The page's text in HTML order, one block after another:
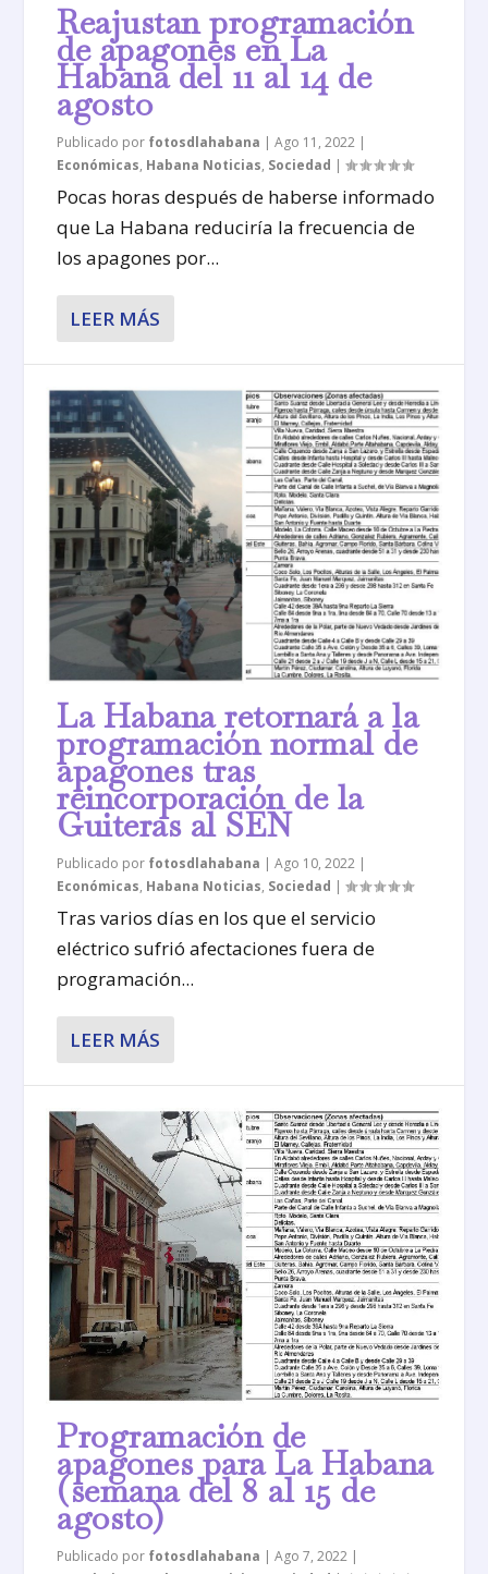
Reajustan programación
de apagones en La
Habana del 11 al 14 de
agosto
Publicado por fotosdlahabana |Ago 11, 2022 |
Económicas, Habana Noticias, Sociedad |
Pocas horas después de haberse informado
que La Habana reduciría la frecuencia de
los apagones por...
LEER MÁS
La Habana retornará a la
programación normal de
apagones tras
reincorporación de la
Guiteras al SEN
Publicado por fotosdlahabana |Ago 10, 2022 |
Económicas, Habana Noticias, Sociedad |
Tras varios días en los que el servicio
eléctrico sufrió afectaciones fuera de
programación...
LEER MÁS
Programación de
apagones para La Habana
(semana del 8 al 15 de
agosto)
Publicado por fotosdlahabana |Ago 7, 2022 |